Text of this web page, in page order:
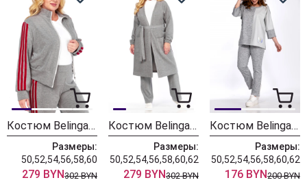
Костюм Belinga 2332
Размеры:
50,52,54,56,58,60
279 BYN302 BYN
Костюм Belinga 2330
Размеры:
50,52,54,56,58,60,62
279 BYN302 BYN
Костюм Belinga 2241 серый
Размеры:
50,52,54,56,58,60,62
176 BYN200 BYN